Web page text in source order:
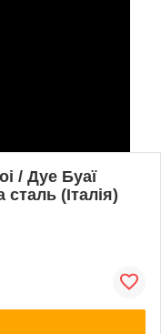
/ Дуе Буаї
(Італія)